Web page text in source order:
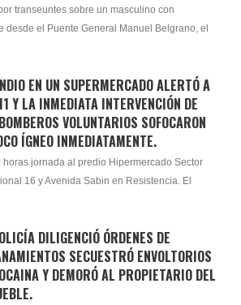
transeuntes sobre un masculino con
desde el Puente General Manuel Belgrano, el
EN UN SUPERMERCADO ALERTÓ A
Y LA INMEDIATA INTERVENCIÓN DE
VOLUNTARIOS SOFOCARON
ÍGNEO INMEDIATAMENTE.
horas jornada al predio Hipermercado Sector
16 y Avenida Sabin en Resistencia. El
DILIGENCIÓ ÓRDENES DE
SECUESTRÓ ENVOLTORIOS
Y DEMORÓ AL PROPIETARIO DEL